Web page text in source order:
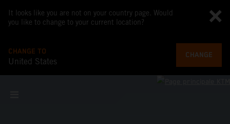
It looks like you are not on your country page. Would
you like to change to your current location?
CHANGE TO
United States
CHANGE